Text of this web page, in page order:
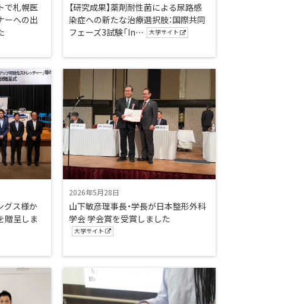
で札幌医
ーへの出
【研究成果】薬剤耐性菌による尿路感
染症への新たな治療選択肢：国際共同
フェーズ3試験「In…
大学サイト
グス様か
贈呈しま
2026年5月28日
山下敏彦理事長・学長が日本整形外科
学会 学会賞を受賞しました
大学サイト